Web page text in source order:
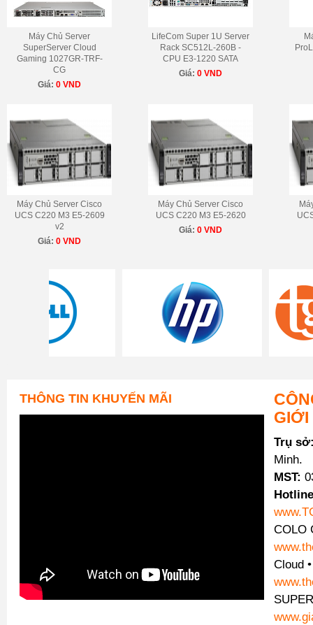
Máy Chủ Server
SuperServer Cloud
Gaming 1027GR-TRF-
CG
Giá: 0 VND
LifeCom Super 1U Server
Rack SC512L-260B -
CPU E3-1220 SATA
Giá: 0 VND
Máy Chủ Server Cisco
UCS C220 M3 E5-2609
v2
Giá: 0 VND
Máy Chủ Server Cisco
UCS C220 M3 E5-2620
Giá: 0 VND
THÔNG TIN KHUYẾN MÃI
GIỚI
Trụ
Minh.
MST:
COLO
Cloud